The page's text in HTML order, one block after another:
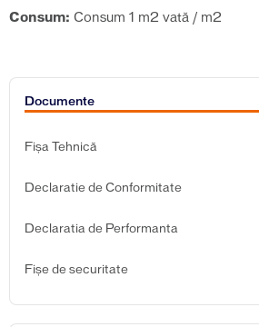
Consum: Consum 1 m2 vată / m2
Documente
Fișa Tehnică
Declaratie de Conformitate
Declaratia de Performanta
Fișe de securitate